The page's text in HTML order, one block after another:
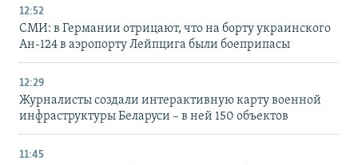
12:52
СМИ: в Германии отрицают, что на борту украинского
Ан-124 в аэропорту Лейпцига были боеприпасы
12:29
Журналисты создали интерактивную карту военной
инфраструктуры Беларуси – в ней 150 объектов
11:45